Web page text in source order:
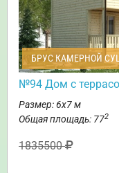
БРУС КАМЕРНОЙ
№94 Дом с
Размер: 6х7 м
Общая площадь: 772
1835500